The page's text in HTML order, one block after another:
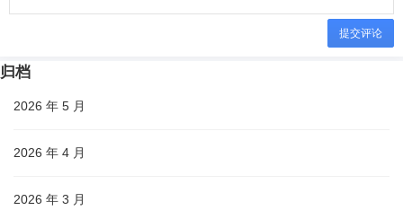
提交评论
归档
2026 年 5 月
2026 年 4 月
2026 年 3 月